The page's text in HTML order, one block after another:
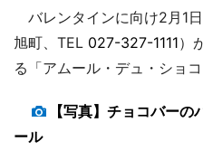
バレンタインに向け2月1
旭町、TEL 027-327-1111）
る「アムール・デュ・ショコ
【写真】チョコバー
ール